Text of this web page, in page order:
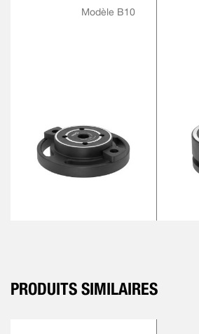
Modèle B10
PRODUITS SIMILAIRES